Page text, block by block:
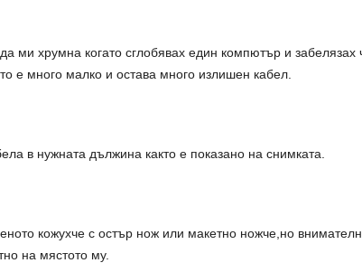
.
ми хрумна когато сглобявах един компютър и забелязах
е много малко и остава много излишен кабел.
в нужната дължина както е показано на снимката.
кожухче с остър нож или макетно ножче,но
на мястото му.